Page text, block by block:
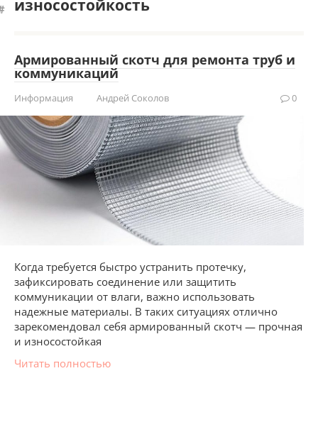
износостойкость
Армированный скотч для ремонта труб и
коммуникаций
Информация Андрей Соколов 0
Когда требуется быстро устранить протечку,
зафиксировать соединение или защитить
коммуникации от влаги, важно использовать
надежные материалы. В таких ситуациях отлично
зарекомендовал себя армированный скотч — прочная
и износостойкая
Читать полностью